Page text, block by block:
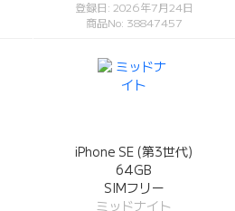
登録日: 2026年7月24日
商品No: 38847457
iPhone SE (第3世代)
64GB
SIMフリー
ミッドナイト